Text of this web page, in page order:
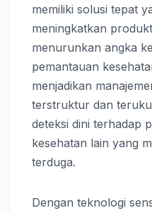
memiliki solusi tepat
meningkatkan
menurunkan angka
pemantauan
menjadikan
terstruktur dan
deteksi dini terhadap
kesehatan lain yang
terduga.
Dengan teknologi